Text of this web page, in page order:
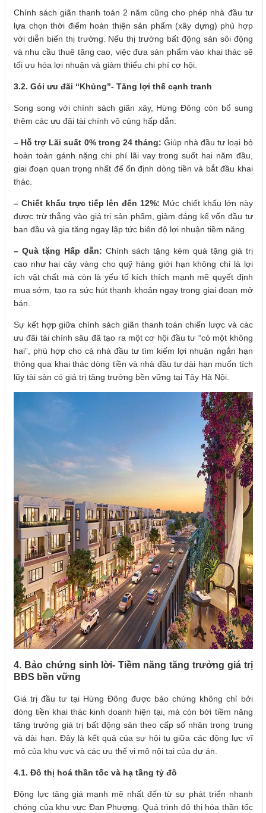
Chính sách giãn thanh toán 2 năm cũng cho phép nhà đầu tư
lựa chọn thời điểm hoàn thiện sản phẩm (xây dựng) phù hợp
với diễn biến thị trường. Nếu thị trường bất động sản sôi động
và nhu cầu thuê tăng cao, việc đưa sản phẩm vào khai thác sẽ
tối ưu hóa lợi nhuận và giảm thiểu chi phí cơ hội.
3.2. Gói ưu đãi “Khủng”- Tăng lợi thế cạnh tranh
Song song với chính sách giãn xây, Hừng Đông còn bổ sung
thêm các ưu đãi tài chính vô cùng hấp dẫn:
– Hỗ trợ Lãi suất 0% trong 24 tháng: Giúp nhà đầu tư loại bỏ
hoàn toàn gánh nặng chi phí lãi vay trong suốt hai năm đầu,
giai đoạn quan trọng nhất để ổn định dòng tiền và bắt đầu khai
thác.
– Chiết khấu trực tiếp lên đến 12%: Mức chiết khấu lớn này
được trừ thẳng vào giá trị sản phẩm, giảm đáng kể vốn đầu tư
ban đầu và gia tăng ngay lập tức biên độ lợi nhuận tiềm năng.
– Quà tặng Hấp dẫn: Chính sách tặng kèm quà tặng giá trị
cao như hai cây vàng cho quỹ hàng giới hạn không chỉ là lợi
ích vật chất mà còn là yếu tố kích thích mạnh mẽ quyết định
mua sớm, tạo ra sức hút thanh khoản ngay trong giai đoạn mở
bán.
Sự kết hợp giữa chính sách giãn thanh toán chiến lược và các
ưu đãi tài chính sâu đã tạo ra một cơ hội đầu tư “có một không
hai”, phù hợp cho cả nhà đầu tư tìm kiếm lợi nhuận ngắn hạn
thông qua khai thác dòng tiền và nhà đầu tư dài hạn muốn tích
lũy tài sản có giá trị tăng trưởng bền vững tại Tây Hà Nội.
4. Bảo chứng sinh lời- Tiềm năng tăng trưởng giá trị
BĐS bền vững
Giá trị đầu tư tại Hừng Đông được bảo chứng không chỉ bởi
dòng tiền khai thác kinh doanh hiện tại, mà còn bởi tiềm năng
tăng trưởng giá trị bất động sản theo cấp số nhân trong trung
và dài hạn. Đây là kết quả của sự hội tụ giữa các động lực vĩ
mô của khu vực và các ưu thế vi mô nội tại của dự án.
4.1. Đô thị hoá thần tốc và hạ tầng tỷ đô
Động lực tăng giá mạnh mẽ nhất đến từ sự phát triển nhanh
chóng của khu vực Đan Phượng. Quá trình đô thị hóa thần tốc